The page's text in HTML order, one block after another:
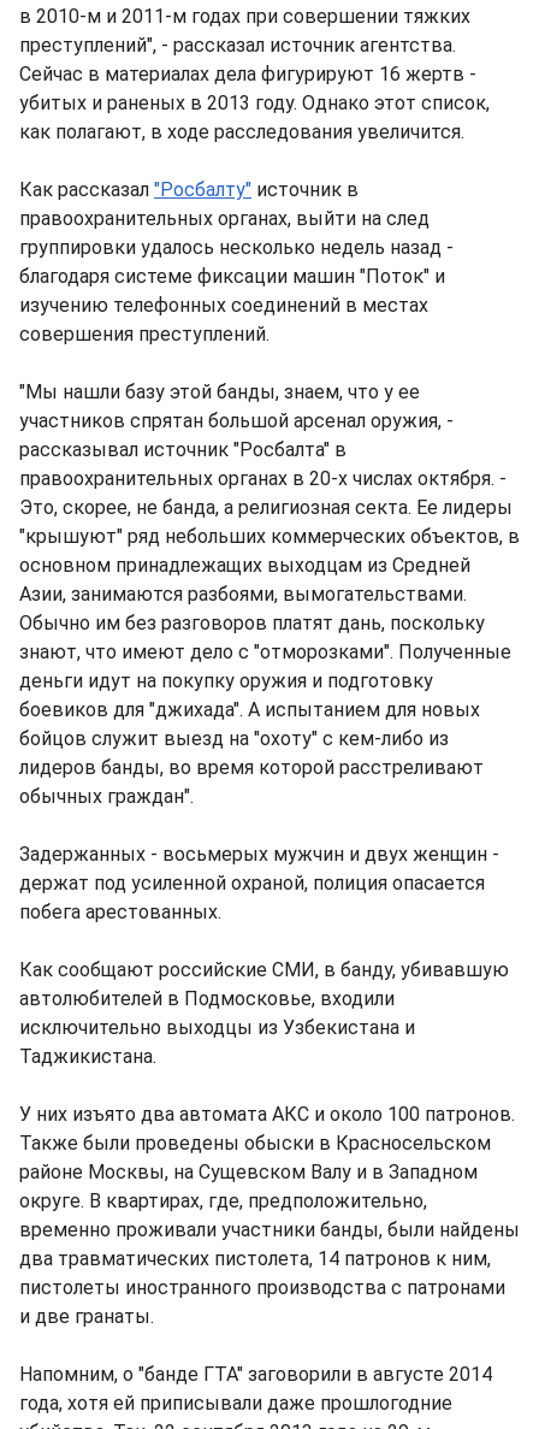
в 2010-м и 2011-м годах при совершении тяжких
преступлений", - рассказал источник агентства.
Сейчас в материалах дела фигурируют 16 жертв -
убитых и раненых в 2013 году. Однако этот список,
как полагают, в ходе расследования увеличится.
Как рассказал "Росбалту" источник в
правоохранительных органах, выйти на след
группировки удалось несколько недель назад -
благодаря системе фиксации машин "Поток" и
изучению телефонных соединений в местах
совершения преступлений.
"Мы нашли базу этой банды, знаем, что у ее
участников спрятан большой арсенал оружия, -
рассказывал источник "Росбалта" в
правоохранительных органах в 20-х числах октября. -
Это, скорее, не банда, а религиозная секта. Ее лидеры
"крышуют" ряд небольших коммерческих объектов, в
основном принадлежащих выходцам из Средней
Азии, занимаются разбоями, вымогательствами.
Обычно им без разговоров платят дань, поскольку
знают, что имеют дело с "отморозками". Полученные
деньги идут на покупку оружия и подготовку
боевиков для "джихада". А испытанием для новых
бойцов служит выезд на "охоту" с кем-либо из
лидеров банды, во время которой расстреливают
обычных граждан".
Задержанных - восьмерых мужчин и двух женщин -
держат под усиленной охраной, полиция опасается
побега арестованных.
Как сообщают российские СМИ, в банду, убивавшую
автолюбителей в Подмосковье, входили
исключительно выходцы из Узбекистана и
Таджикистана.
У них изъято два автомата АКС и около 100 патронов.
Также были проведены обыски в Красносельском
районе Москвы, на Сущевском Валу и в Западном
округе. В квартирах, где, предположительно,
временно проживали участники банды, были найдены
два травматических пистолета, 14 патронов к ним,
пистолеты иностранного производства с патронами
и две гранаты.
Напомним, о "банде ГТА" заговорили в августе 2014
года, хотя ей приписывали даже прошлогодние